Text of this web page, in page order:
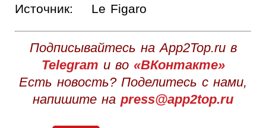
Источник: Le Figaro
Подписывайтесь на App2Top.ru в
Telegram и во «ВКонтакте»
Есть новость? Поделитесь с нами,
напишите на press@app2top.ru